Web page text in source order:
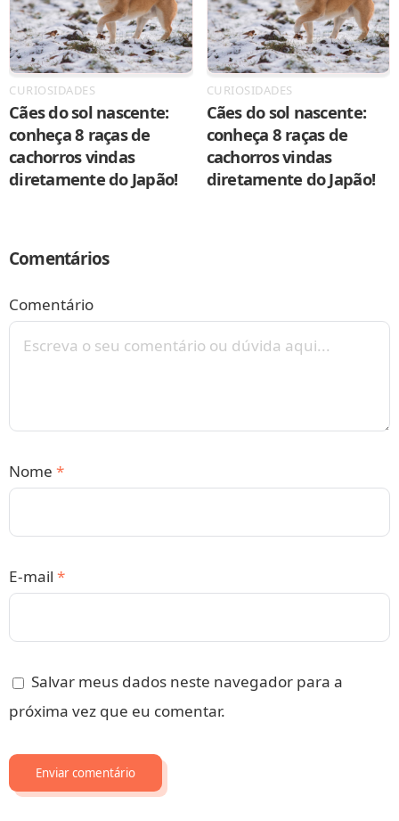
CURIOSIDADES
Cães do sol nascente:
conheça 8 raças de
cachorros vindas
diretamente do Japão!
CURIOSIDADES
Cães do sol nascente:
conheça 8 raças de
cachorros vindas
diretamente do Japão!
Comentários
Comentário
Nome *
E-mail *
Salvar meus dados neste navegador para a
próxima vez que eu comentar.